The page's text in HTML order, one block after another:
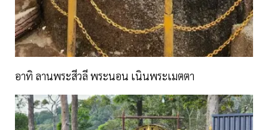
อาทิ ลานพระสีวลี พระนอน เนินพระเมตตา